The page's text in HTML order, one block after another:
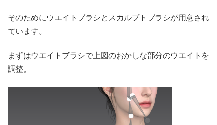
そのためにウエイトブラシとスカルプトブラシが用意され
ています。
まずはウエイトブラシで上図のおかしな部分のウエイトを
調整。